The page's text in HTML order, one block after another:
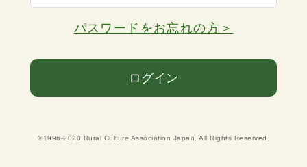
パスワードをお忘れの方＞
ログイン
©1996-2020 Rural Culture Association Japan. All Rights Reserved.